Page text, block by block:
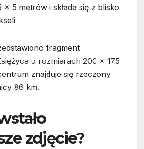
× 5 metrów i składa się z blisko
fragment
o rozmiarach 200 × 175
znajduje się rzeczony
86 km.
zdjęcie?